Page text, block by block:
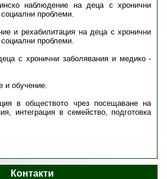
наблюдение на деца с хронични
проблеми.
и рехабилитация на деца с хронични
проблеми.
с хронични заболявания и медико -
и обучение.
в обществото чрез посещаване на
интеграция в семейство, подготовка
Контакти